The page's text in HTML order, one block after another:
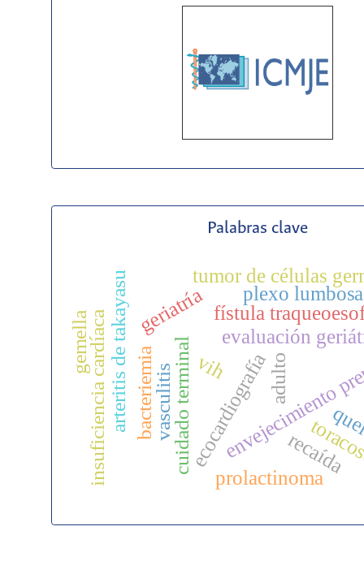
Palabras clave
geriatría
vihenvejecimiento
evaluación
cuidado terminal
arteritis de takayasu ecocardiografía
insuficiencia cardíaca vasculitis
fístula
bacteriemia
gemella
adulto
tumor de células
recaída
plexo
prolactinoma